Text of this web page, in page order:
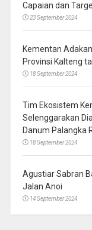
Capaian dan
23 September 2024
Kementan
Provinsi Kalteng
18 September 2024
Tim Ekosistem
Selenggarakan
Danum Palangka
18 September 2024
Agustiar Sabran
Jalan Anoi
14 September 2024